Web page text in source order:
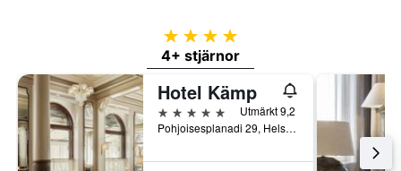
4 stjärnor
4+ stjärnor
Hotel Kämp
5 stjärnor
Utmärkt 9,2
Pohjoisesplanadi 29, Helsingfors, Nyland, Finland